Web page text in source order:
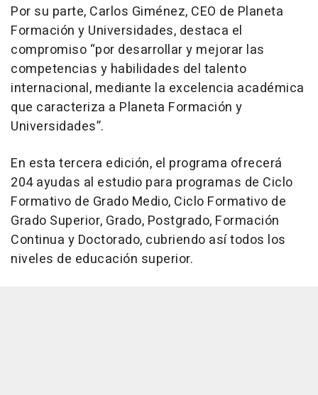
Por su parte, Carlos Giménez, CEO de Planeta
Formación y Universidades, destaca el
compromiso “por desarrollar y mejorar las
competencias y habilidades del talento
internacional, mediante la excelencia académica
que caracteriza a Planeta Formación y
Universidades”.
En esta tercera edición, el programa ofrecerá
204 ayudas al estudio para programas de Ciclo
Formativo de Grado Medio, Ciclo Formativo de
Grado Superior, Grado, Postgrado, Formación
Continua y Doctorado, cubriendo así todos los
niveles de educación superior.